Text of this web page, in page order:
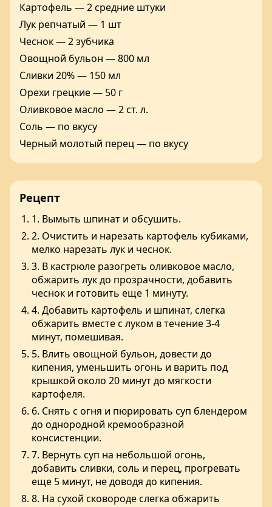
Картофель — 2 средние штуки
Лук репчатый — 1 шт
Чеснок — 2 зубчика
Овощной бульон — 800 мл
Сливки 20% — 150 мл
Орехи грецкие — 50 г
Оливковое масло — 2 ст. л.
Соль — по вкусу
Черный молотый перец — по вкусу
Рецепт
1. Вымыть шпинат и обсушить.
2. Очистить и нарезать картофель кубиками,
мелко нарезать лук и чеснок.
3. В кастрюле разогреть оливковое масло,
обжарить лук до прозрачности, добавить
чеснок и готовить еще 1 минуту.
4. Добавить картофель и шпинат, слегка
обжарить вместе с луком в течение 3-4
минут, помешивая.
5. Влить овощной бульон, довести до
кипения, уменьшить огонь и варить под
крышкой около 20 минут до мягкости
картофеля.
6. Снять с огня и пюрировать суп блендером
до однородной кремообразной
консистенции.
7. Вернуть суп на небольшой огонь,
добавить сливки, соль и перец, прогревать
еще 5 минут, не доводя до кипения.
8. На сухой сковороде слегка обжарить